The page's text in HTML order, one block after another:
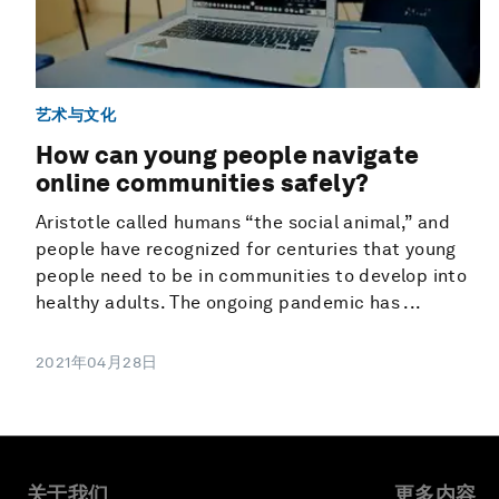
艺术与文化
How can young people navigate
online communities safely?
Aristotle called humans “the social animal,” and
people have recognized for centuries that young
people need to be in communities to develop into
healthy adults. The ongoing pandemic has ...
2021年04月28日
关于我们 更多内容